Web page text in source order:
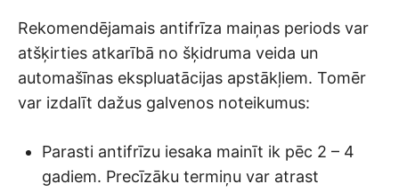
Rekomendējamais antifrīza maiņas periods var
atšķirties atkarībā no šķidruma veida un
automašīnas ekspluatācijas apstākļiem. Tomēr
var izdalīt dažus galvenos noteikumus:
Parasti antifrīzu iesaka mainīt ik pēc 2 – 4
gadiem. Precīzāku termiņu var atrast